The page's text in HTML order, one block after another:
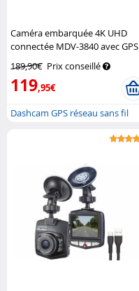
Caméra embarquée 4K UHD
connectée MDV-3840 avec GPS
189,90€ Prix conseillé
119,95€
Dashcam GPS réseau sans fil